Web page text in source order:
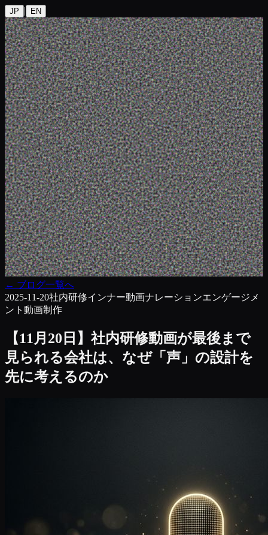
JP | EN
← ブログ一覧へ
2025-11-20社内研修インナー動画ナレーションエンゲージメ
ント 動画制作
【11月20日】社内研修動画が最後まで
見られる会社は、なぜ「声」の設計を
先に考えるのか